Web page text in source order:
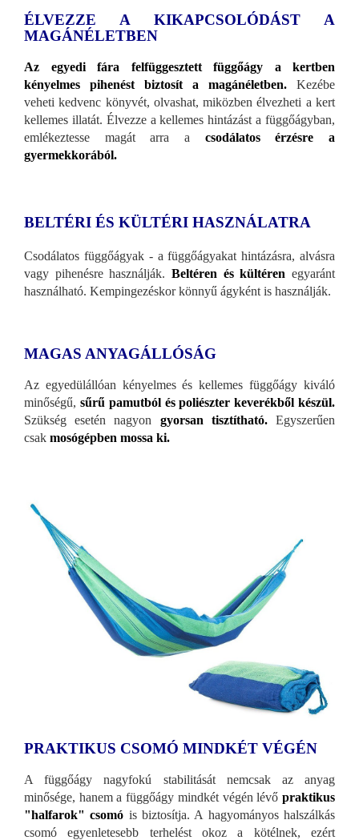
ÉLVEZZE A KIKAPCSOLÓDÁST A
MAGÁNÉLETBEN
Az egyedi fára felfüggesztett függőágy a kertben
kényelmes pihenést biztosít a magánéletben. Kezébe
veheti kedvenc könyvét, olvashat, miközben élvezheti a kert
kellemes illatát. Élvezze a kellemes hintázást a függőágyban,
emlékeztesse magát arra a csodálatos érzésre a
gyermekkorából.
BELTÉRI ÉS KÜLTÉRI HASZNÁLATRA
Csodálatos függőágyak - a függőágyakat hintázásra, alvásra
vagy pihenésre használják. Beltéren és kültéren egyaránt
használható. Kempingezéskor könnyű ágyként is használják.
MAGAS ANYAGÁLLÓSÁG
Az egyedülállóan kényelmes és kellemes függőágy kiváló
minőségű, sűrű pamutból és poliészter keverékből készül.
Szükség esetén nagyon gyorsan tisztítható.Egyszerűen
csak mosógépben mossa ki.
PRAKTIKUS CSOMÓ MINDKÉT VÉGÉN
A függőágy nagyfokú stabilitását nemcsak az anyag
minősége, hanem a függőágy mindkét végén lévő praktikus
"halfarok" csomó is biztosítja. A hagyományos halszálkás
csomó egyenletesebb terhelést okoz a kötélnek, ezért